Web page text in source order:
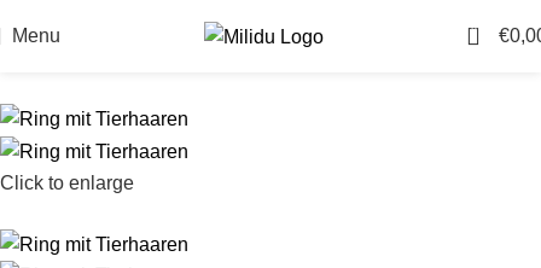
Menu 0 €
Click to enlarge